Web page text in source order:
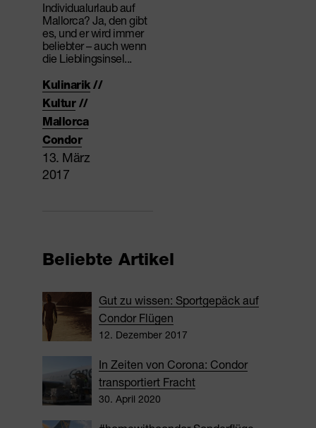
Individualurlaub auf
Mallorca? Ja, den gibt
es, und er wird immer
beliebter – auch wenn
die Lieblingsinsel...
Kulinarik //
Kultur //
Mallorca
Condor
13. März
2017
Beliebte Artikel
Gut zu wissen: Sportgepäck auf
Condor Flügen
12. Dezember 2017
In Zeiten von Corona: Condor
transportiert Fracht
30. April 2020